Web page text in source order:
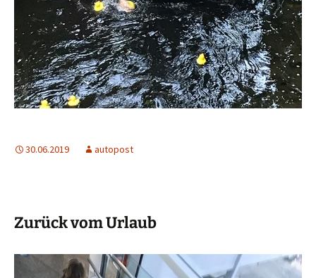
30.06.2019 autopost
Zurück vom Urlaub